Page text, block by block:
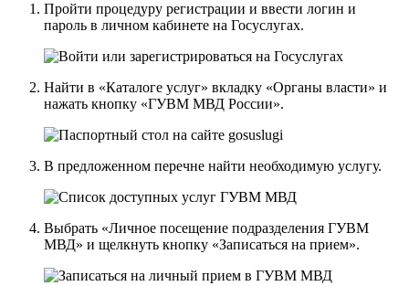
Пройти процедуру регистрации и ввести логин и
пароль в личном кабинете на Госуслугах.
Найти в «Каталоге услуг» вкладку «Органы власти» и
нажать кнопку «ГУВМ МВД России».
В предложенном перечне найти необходимую услугу.
Выбрать «Личное посещение подразделения ГУВМ
МВД» и щелкнуть кнопку «Записаться на прием».